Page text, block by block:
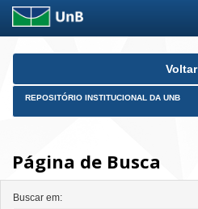
Skip
Voltar
REPOSITÓRIO INSTITUCIONAL DA UNB
Página de Busca
Buscar em: